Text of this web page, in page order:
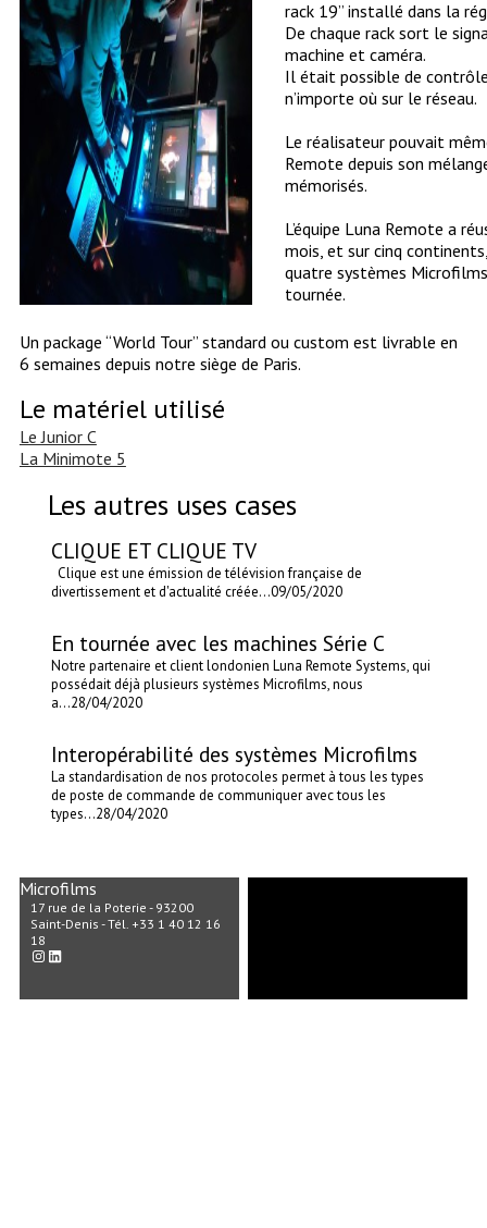
rack 19’’ installé dans la
De chaque rack sort le
machine et caméra.
Il était possible de
n’importe où sur le réseau.
Le réalisateur pouvait
Remote depuis son
mémorisés.
L’équipe Luna Remote a
mois, et sur cinq
quatre systèmes
tournée.
Un package “World Tour” standard ou custom est livrable en
6 semaines depuis notre siège de Paris.
Le matériel utilisé
Le Junior C
La Minimote 5
Les autres uses cases
CLIQUE ET CLIQUE TV
Clique est une émission de télévision française de
divertissement et d'actualité créée...09/05/2020
En tournée avec les machines Série C
Notre partenaire et client londonien Luna Remote Systems, qui
possédait déjà plusieurs systèmes Microfilms, nous
a...28/04/2020
Interopérabilité des systèmes Microfilms
La standardisation de nos protocoles permet à tous les types
de poste de commande de communiquer avec tous les
types...28/04/2020
Microfilms
17 rue de la Poterie - 93200
Saint-Denis - Tél. +33 1 40 12 16
18
Instagram
LinkedIn